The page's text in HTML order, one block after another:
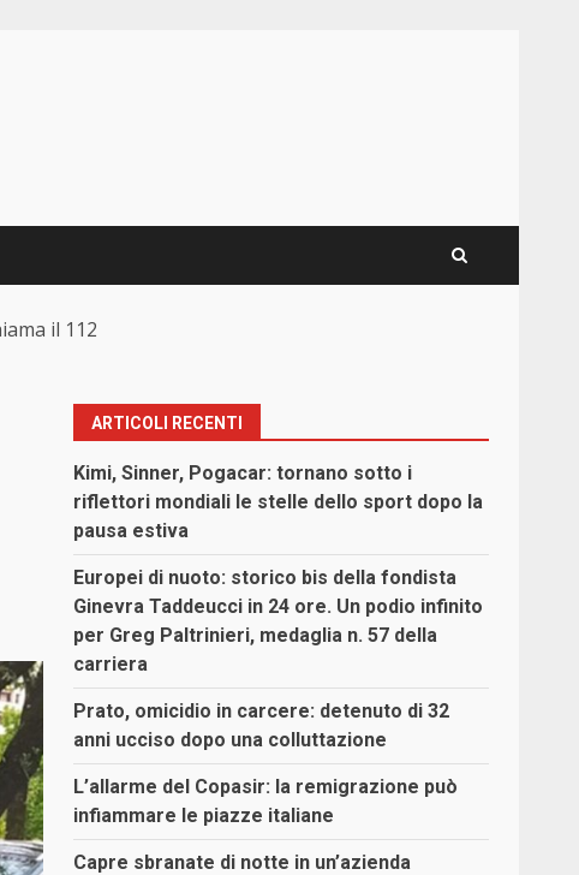
il 112
ARTICOLI RECENTI
Kimi, Sinner, Pogacar: tornano sotto i
riflettori mondiali le stelle dello sport dopo la
pausa estiva
Europei di nuoto: storico bis della fondista
Ginevra Taddeucci in 24 ore. Un podio infinito
per Greg Paltrinieri, medaglia n. 57 della
carriera
Prato, omicidio in carcere: detenuto di 32
anni ucciso dopo una colluttazione
L’allarme del Copasir: la remigrazione può
infiammare le piazze italiane
Capre sbranate di notte in un’azienda